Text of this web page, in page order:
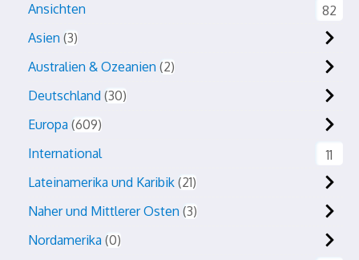
Ansichten
82
Asien 3
Australien & Ozeanien 2
Deutschland 30
Europa 609
International
11
Lateinamerika und Karibik 21
Naher und Mittlerer Osten 3
Nordamerika 0